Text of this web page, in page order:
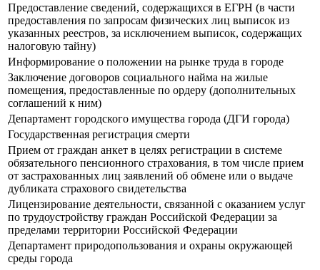
Предоставление сведений, содержащихся в ЕГРН (в части
предоставления по запросам физических лиц выписок из
указанных реестров, за исключением выписок, содержащих
налоговую тайну)
Информирование о положении на рынке труда в городе
Заключение договоров социального найма на жилые
помещения, предоставленные по ордеру (дополнительных
соглашений к ним)
Департамент городского имущества города (ДГИ города)
Государственная регистрация смерти
Прием от граждан анкет в целях регистрации в системе
обязательного пенсионного страхования, в том числе прием
от застрахованных лиц заявлений об обмене или о выдаче
дубликата страхового свидетельства
Лицензирование деятельности, связанной с оказанием услуг
по трудоустройству граждан Российской Федерации за
пределами территории Российской Федерации
Департамент природопользования и охраны окружающей
среды города